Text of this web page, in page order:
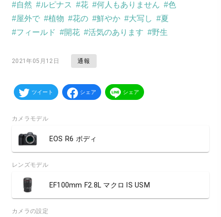
#自然 #ルピナス #花 #何人もありません #色
#屋外で #植物 #花の #鮮やか #大写し #夏
#フィールド #開花 #活気のあります #野生
2021年05月12日 通報
ツイート シェア シェア
カメラモデル
EOS R6 ボディ
レンズモデル
EF100mm F2.8L マクロ IS USM
カメラの設定